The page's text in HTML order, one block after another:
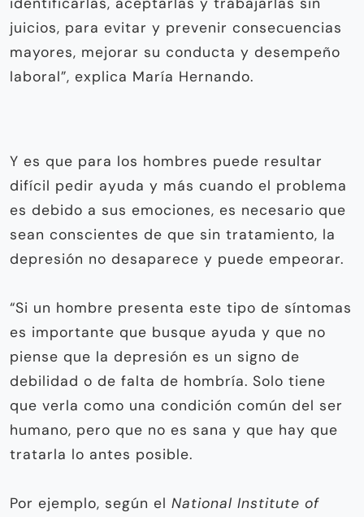
juicios, para evitar y prevenir consecuencias
mayores, mejorar su conducta y desempeño
laboral”, explica María Hernando.
Y es que para los hombres puede resultar
difícil pedir ayuda y más cuando el problema
es debido a sus emociones, es necesario que
sean conscientes de que sin tratamiento, la
depresión no desaparece y puede empeorar.
“Si un hombre presenta este tipo de síntomas
es importante que busque ayuda y que no
piense que la depresión es un signo de
debilidad o de falta de hombría. Solo tiene
que verla como una condición común del ser
humano, pero que no es sana y que hay que
tratarla lo antes posible.
Por ejemplo, según el National Institute of